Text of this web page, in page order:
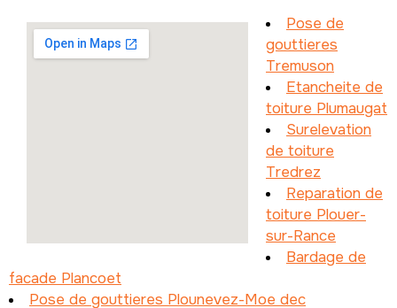
Pose de
gouttieres
Tremuson
Etancheite de
toiture Plumaugat
Surelevation
de toiture
Tredrez
Reparation de
toiture Plouer-
sur-Rance
Bardage de
facade Plancoet
Pose de gouttieres Plounevez-Moe dec